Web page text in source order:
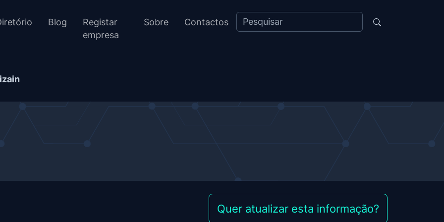
Blog
Registar
empresa
Sobre Contactos
Quer atualizar esta informação?